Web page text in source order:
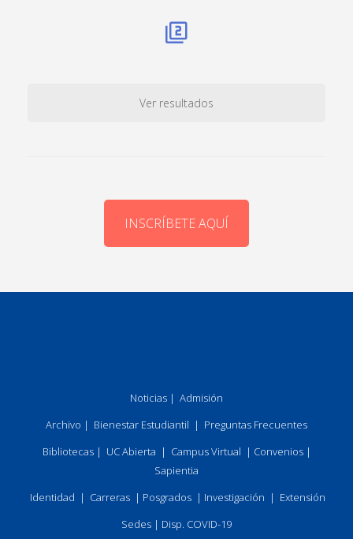
Ver resultados
INSCRÍBETE AQUÍ
Noticias | Admisión
Archivo | Bienestar Estudiantil | Preguntas Frecuentes
Bibliotecas| UC Abierta | Campus Virtual | Convenios|
Sapientia
Identidad | Carreras | Posgrados | Investigación | Extensión
Sedes | Disp. COVID-19